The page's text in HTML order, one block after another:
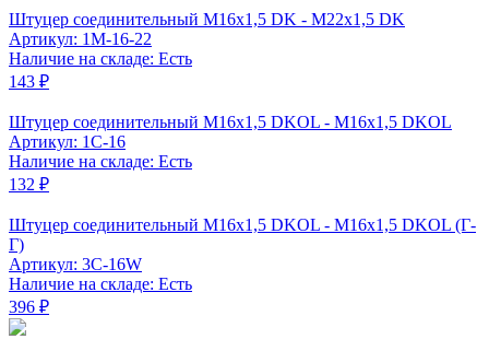
Штуцер соединительный М16x1,5 DK - М22x1,5 DK
Артикул: 1M-16-22
Наличие на складе: Есть
143 ₽
Штуцер соединительный M16x1,5 DKOL - M16x1,5 DKOL
Артикул: 1C-16
Наличие на складе: Есть
132 ₽
Штуцер соединительный M16x1,5 DKOL - M16x1,5 DKOL (Г-
Г)
Артикул: 3C-16W
Наличие на складе: Есть
396 ₽